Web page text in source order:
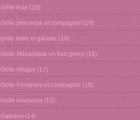
Grille Asie (20)
Grille princesse et compagnie (19)
grille astre et galaxie (19)
Grille Mécanique en tout genre (18)
Grille Afrique (17)
Grille Pompiers et compagnie (16)
Grille nounours (15)
Gateaux (14)